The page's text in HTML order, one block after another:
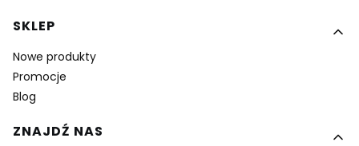
SKLEP
Nowe produkty
Promocje
Blog
ZNAJDŹ NAS